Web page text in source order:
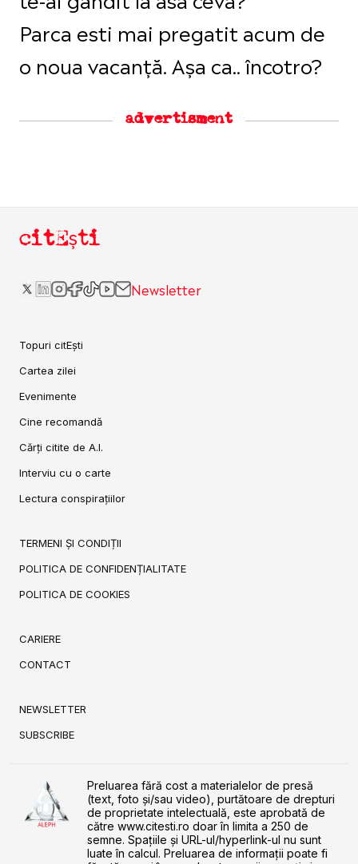
Parca esti mai pregatit acum de
o noua vacanță. Așa ca.. încotro?
advertisment
citEști
Newsletter
Topuri citEști
Cartea zilei
Evenimente
Cine recomandă
Cărți citite de A.I.
Interviu cu o carte
Lectura conspirațiilor
TERMENI ȘI CONDIȚII
POLITICA DE CONFIDENȚIALITATE
POLITICA DE COOKIES
CARIERE
CONTACT
NEWSLETTER
SUBSCRIBE
Preluarea fără cost a materialelor de presă
(text, foto și/sau video), purtătoare de drepturi
de proprietate intelectuală, este aprobată de
către www.citesti.ro doar în limita a 250 de
semne. Spaţiile şi URL-ul/hyperlink-ul nu sunt
luate în calcul. Preluarea de informaţii poate fi